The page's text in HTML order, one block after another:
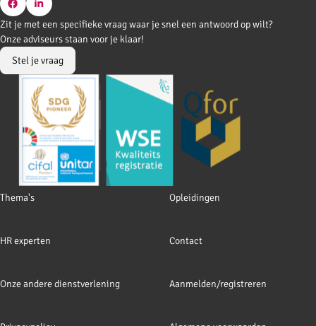
Go
to
Facebook
Go
to
LinkedIn
Footer
Thema's Opleidingen
HR experten Contact
Onze andere dienstverlening Aanmelden/registreren
Zit je met een specifieke vraag waar je snel een antwoord op wilt?
Onze adviseurs staan voor je klaar!
Stel je vraag